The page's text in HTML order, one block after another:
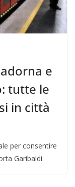
e
tutte le
in città
per consentire
Garibaldi.